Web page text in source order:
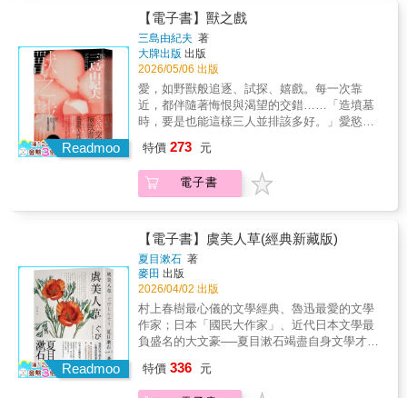
應在的位置，登與同伴們，開始擬定一個無法
回頭的計畫……本書為三島由紀夫最具代表性
的小說之一。他以近乎冷峻的筆調，描繪少年
殘酷的純真與人性的深淵。三島將追求完美的
渴望，用細緻沉穩的文字，具象化地書寫在角
色的行動上。故事中，13歲的登追求無暇世界
的高潔，中年的房子追求喪夫後的健全家庭，
漂泊的龍二追求溫度與愛的歸屬。面對現實世
界的殘酷，每個人都各自追尋著自己的榮光，
正是三島美學精神最具魔性的魅力所在。為了
榮光，你我又願意做到什麼地步呢？寄託於他
人的幻想終會幻滅，純真和殘酷是同一件事
任任何角色，唯有書寫，成為他與世界僅剩的
一點連結，不管它是可以拿來糊口，還是拿文
學獎混點名聲。而真正支撐他持續書寫的，是
一種近乎執拗的信念──透過文學，誠實記錄人
類的軟弱與真實。太宰治以誠實而細膩的文
字，道出每個人心底最隱祕的孤寂《離人》精
選太宰治的經典散文與文學作品中的精華語
錄，有很多他對世間最誠實的發言，與不留一
點退路的自剖。從人生、愛情、人性到孤獨
間最真摯的凝視。全書共分四部： ※人生戀文
──生活就是作品；作家，就該寫羅曼史集結太
宰治發表於報章雜誌的多篇隨筆散文，內容囊
散文可進一步認識太宰治──相對於絕望、頹
廢、墮落之外──理想、善良、費盡心力，試圖
扭轉命運的另一面。 ※津輕通信──雜草叢生的
廢園，我並不討厭寫於1946年。太宰治東京家
被炸毀，舉家遷移妻子位於甲府市的老家，而
娘家隨即也因燒夷彈付之一炬。二度受災，迫
不得已帶著妻兒回青森縣津輕老家，投靠大
人籬下的心情，和與故鄉舊識種種格格不入的
無奈。 ※如是我聞──誰罵我我就罵誰，這場筆
Readmoo
【電子書】獸之戲
三島由紀夫 著
大牌出版 出版
2026/05/06 出版
愛，如野獸般追逐、試探、嬉戲。每一次靠
近，都伴隨著悔恨與渴望的交錯……「造墳墓
時，要是也能這樣三人並排該多好。」愛慾交
面的異色經典★ 傳說中的經典重磅回歸！日本
文學翻譯名家劉子倩傾力重現原典，細膩再現
三島冷冽、精準的語言魅力★ 三島由紀夫最危
理性與感性的極致拉扯★ 震撼感官！直探情感
與道德邊界的禁忌書寫，步步逼近曖昧危險的
灰色地帶當愛是一場獸之戲，靠近，便意味著
吞噬……青年幸二介入逸平與優子的失衡婚
姻，因襲擊逸平而入獄；出獄後，三人避居孤
立的漁港。在看似平靜的日常中，慾望、嫉妒
與依附悄然滋長，關係逐漸扭曲、糾纏難解。
最終，構築出一個通往毀滅的「愛之共同體」
……悔悟，使慾望更甜美；依存，使孤獨更深
特價 273 元
電子書
Readmoo
【電子書】虞美人草(經典新藏版)
夏目漱石 著
麥田 出版
2026/04/02 出版
村上春樹最心儀的文學經典、魯迅最愛的文學
作家；日本「國民大作家」、近代日本文學最
負盛名的大文豪──夏目漱石竭盡自身文學才
★一部考驗作者寫作技巧和耐力的轉型作品，
一本挑戰譯者專業的經典文學。★日本文化觀
特價 336 元